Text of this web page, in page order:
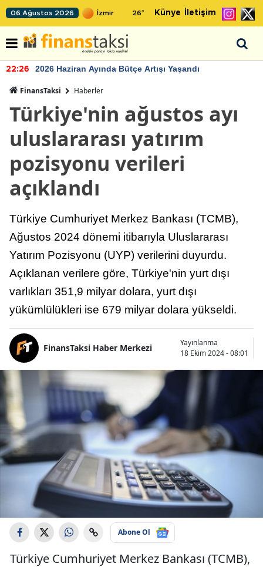
06 Ağustos 2026 26° Künye İletişim
22:26 2026 Haziran Ayında Bütçe Artışı Yaşandı
FinansTaksi Haberler
Türkiye'nin ağustos ayı
uluslararası yatırım
pozisyonu verileri
açıklandı
Türkiye Cumhuriyet Merkez Bankası (TCMB),
Ağustos 2024 dönemi itibarıyla Uluslararası
Yatırım Pozisyonu (UYP) verilerini duyurdu.
Açıklanan verilere göre, Türkiye'nin yurt dışı
varlıkları 351,9 milyar dolara, yurt dışı
yükümlülükleri ise 679 milyar dolara yükseldi.
FinansTaksi Haber Merkezi
Yayınlanma
18 Ekim 2024 - 08:01
Abone Ol
Türkiye Cumhuriyet Merkez Bankası (TCMB),